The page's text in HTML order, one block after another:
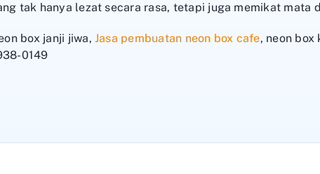
tak hanya lezat secara rasa, tetapi juga memikat mata
box janji jiwa,Jasa pembuatan neon box cafe, neon box
0149